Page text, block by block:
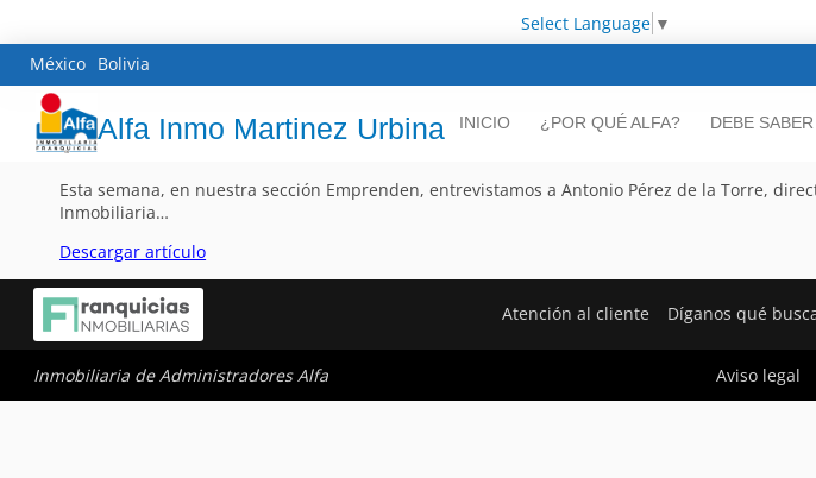
Select Language ▼
México Bolivia
Alfa Inmo Martinez Urbina INICIO ¿POR QUÉ ALFA? DEBE SABER
Esta semana, en nuestra sección Emprenden, entrevistamos a Antonio Pérez de la Torre,
Inmobiliaria…
Descargar artículo
Atención al cliente Díganos qué
Inmobiliaria de Administradores Alfa Aviso legal